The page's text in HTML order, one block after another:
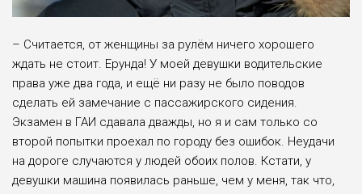
– Считается, от женщины за рулём ничего хорошего
ждать не стоит. Ерунда! У моей девушки водительские
права уже два года, и ещё ни разу не было поводов
сделать ей замечание с пассажирского сидения.
Экзамен в ГАИ сдавала дважды, но я и сам только со
второй попытки проехал по городу без ошибок. Неудачи
на дороге случаются у людей обоих полов. Кстати, у
девушки машина появилась раньше, чем у меня, так что,